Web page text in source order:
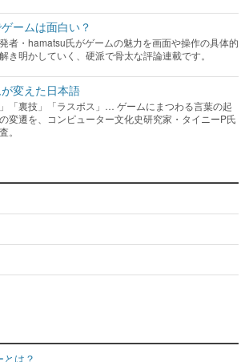
ームは面白い？
者・hamatsu氏がゲームの魅力を画面や操作の具体的
き明かしていく、硬派で骨太な評論連載です。
変えた日本語
」「裏技」「ラスボス」… ゲームにまつわる言葉の起
変遷を、コンピューター文化史研究家・タイニーP氏
。
は？